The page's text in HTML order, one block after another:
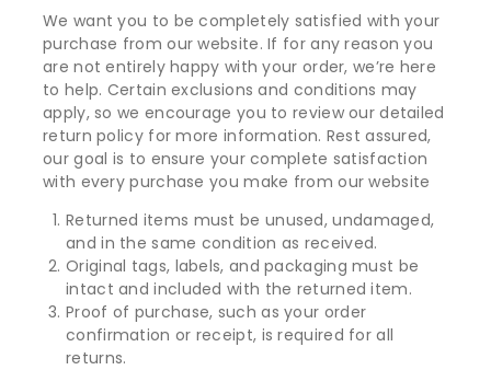
We want you to be completely satisfied with your
purchase from our website. If for any reason you
are not entirely happy with your order, we’re here
to help. Certain exclusions and conditions may
apply, so we encourage you to review our detailed
return policy for more information. Rest assured,
our goal is to ensure your complete satisfaction
with every purchase you make from our website
Returned items must be unused, undamaged,
and in the same condition as received.
Original tags, labels, and packaging must be
intact and included with the returned item.
Proof of purchase, such as your order
confirmation or receipt, is required for all
returns.